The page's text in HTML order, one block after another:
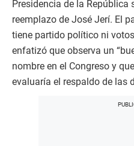
Presidencia de la República
reemplazo de José Jerí. El
tiene partido político ni
enfatizó que observa un
nombre en el Congreso y
evaluaría el respaldo de las